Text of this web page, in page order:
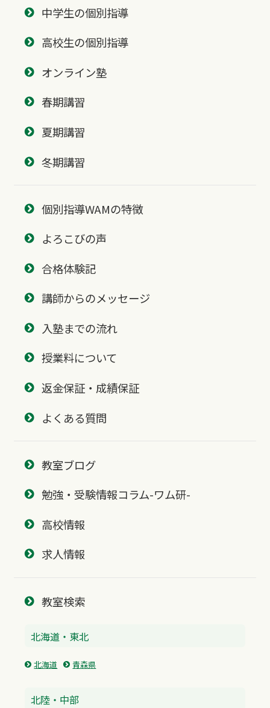
中学生の個別指導
高校生の個別指導
オンライン塾
春期講習
夏期講習
冬期講習
個別指導WAMの特徴
よろこびの声
合格体験記
講師からのメッセージ
入塾までの流れ
授業料について
返金保証・成績保証
よくある質問
教室ブログ
勉強・受験情報コラム-ワム研-
高校情報
求人情報
教室検索
北海道・東北
北海道 青森県
北陸・中部